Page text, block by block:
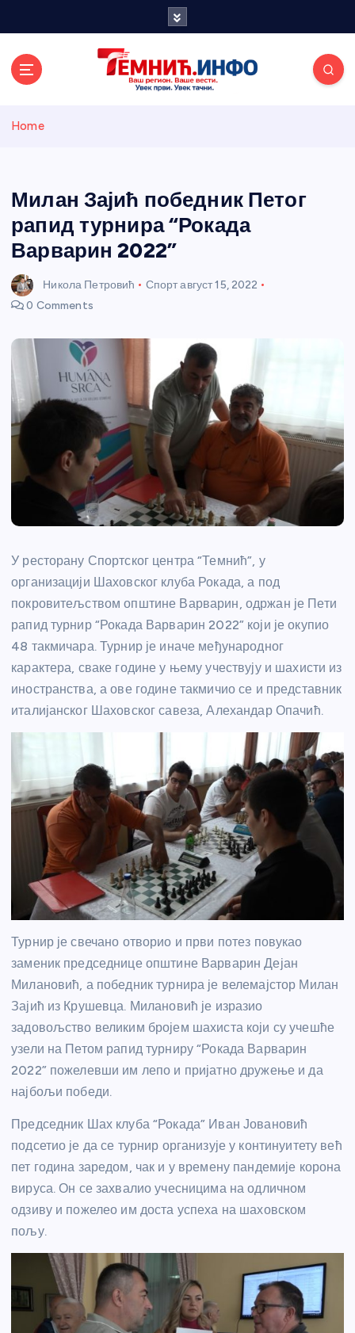
и портал
Home
Милан Зајић победник Петог
рапид турнира “Рокада
Варварин 2022”
Никола Петровић Спорт август 15, 2022
0 Comments
У ресторану Спортског центра “Темнић”, у
организацији Шаховског клуба Рокада, а под
покровитељством општине Варварин, одржан је Пети
рапид турнир “Рокада Варварин 2022” који је окупио
48 такмичара. Турнир је иначе међународног
карактера, сваке године у њему учествују и шахисти из
иностранства, а ове године такмичио се и представник
италијанског Шаховског савеза, Алехандар Опачић.
Турнир је свечано отворио и први потез повукао
заменик председнице општине Варварин Дејан
Милановић, а победник турнира је велемајстор Милан
Зајић из Крушевца. Милановић је изразио
задовољство великим бројем шахиста који су учешће
узели на Петом рапид турниру “Рокада Варварин
2022” пожелевши им лепо и пријатно дружење и да
најбољи победи.
Председник Шах клуба “Рокада” Иван Јовановић
подсетио је да се турнир организује у континуитету већ
пет година заредом, чак и у времену пандемије корона
вируса. Он се захвалио учесницима на одличном
одзиву и пожелео им доста успеха на шаховском
пољу.